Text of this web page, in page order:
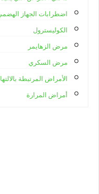
اضطرابات الجهاز
الكوليسترول
مرض الزهايمر
مرض السكري
الأمراض المرتبطة
أمراض المرارة